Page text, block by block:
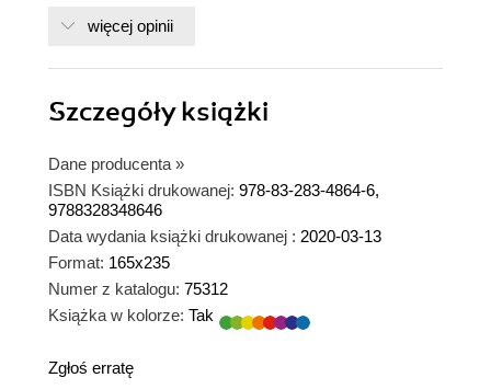
więcej opinii
Szczegółyksiążki
Dane producenta »
ISBN Książki drukowanej: 978-83-283-4864-6,
9788328348646
Data wydania książki drukowanej : 2020-03-13
Format: 165x235
Numer z katalogu: 75312
Książka w kolorze: Tak
Zgłoś erratę